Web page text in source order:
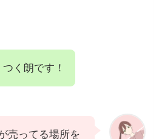
く朗です！
売ってる場所を